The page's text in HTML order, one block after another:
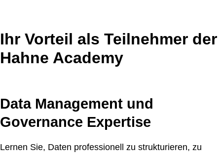
Ihr Vorteil als Teilnehmer der
Hahne Academy
Data Management und
Governance Expertise
Lernen Sie, Daten professionell zu strukturieren, zu